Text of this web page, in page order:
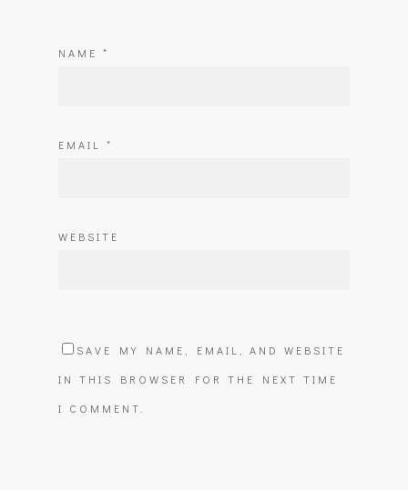
NAME *
EMAIL *
WEBSITE
SAVE MY NAME, EMAIL, AND WEBSITE
IN THIS BROWSER FOR THE NEXT TIME
I COMMENT.